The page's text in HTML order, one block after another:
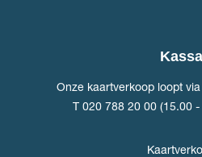
Kassa
Onze kaartverkoop loopt
T 020 788 20 00 (15.00